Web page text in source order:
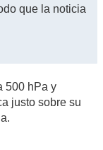
que la noticia
500 hPa y
justo sobre su